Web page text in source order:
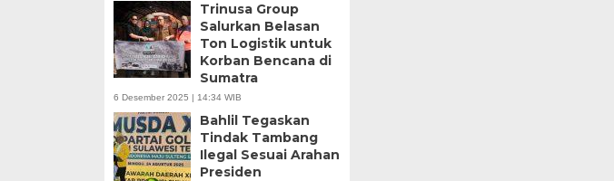
Trinusa Group
Salurkan Belasan
Ton Logistik untuk
Korban Bencana di
Sumatra
6 Desember 2025 | 14:34 WIB
Bahlil Tegaskan
Tindak Tambang
Ilegal Sesuai Arahan
Presiden